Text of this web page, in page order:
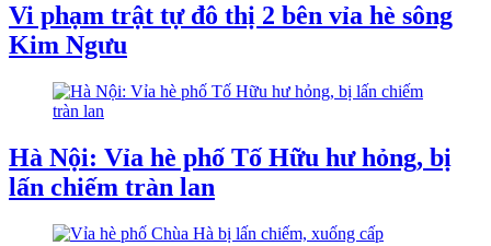
Vi phạm trật tự đô thị 2 bên vỉa hè sông
Kim Ngưu
Hà Nội: Vỉa hè phố Tố Hữu hư hỏng, bị
lấn chiếm tràn lan